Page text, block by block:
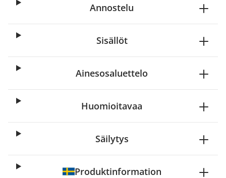
Annostelu
Sisällöt
Ainesosaluettelo
Huomioitavaa
Säilytys
Produktinformation